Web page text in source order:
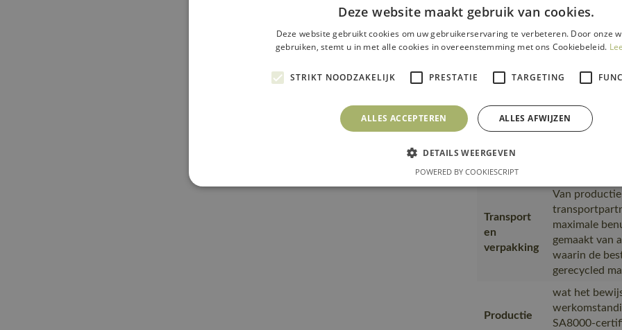
wat het
en
Url product
pdf
https://
06-nl.pdf
Productie en verpakking
Transport
en
verpakking
Van
maximale
gemaakt van
waarin de
gerecycled
Productie
wat het
SA8000-
Deze website maakt gebruik van cookies.
Deze website gebruikt cookies om uw gebruikerservaring te verbeteren. Door onze
gebruiken, stemt u in met alle cookies in overeenstemming met ons Cookiebeleid.
STRIKT NOODZAKELIJK PRESTATIE TARGETING
ALLES ACCEPTEREN ALLES AFWIJZEN
DETAILS WEERGEVEN
POWERED BY COOKIESCRIPT